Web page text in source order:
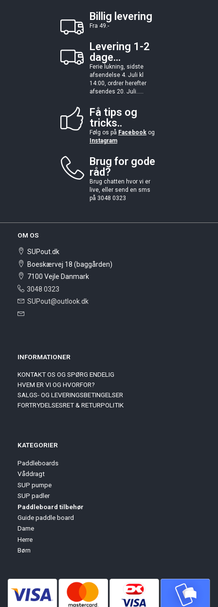
Billig levering
Fra 49.-
Levering 1-2
dage...
Ferie lukning, sidste
afsendelse 4. Juli kl
14:00, ordrer herefter
afsendes 20. Juli.....
Få tips og
tricks..
Følg os på Facebook og
Instagram
Brug for gode
råd?
Brug chatten hvor vi er
live, eller send en sms
på 3048 0323
OM OS
SUPout.dk
Boeskærvej 18 (baggården)
7100 Vejle Danmark
3048 0323
SUPout@outlook.dk
INFORMATIONER
KONTAKT OS OG SPØRG ENDELIG
HVEM ER VI OG HVORFOR?
SALGS- OG LEVERINGSBETINGELSER
FORTRYDELSESRET & RETURPOLITIK
KATEGORIER
Paddleboards
Våddragt
SUP pumpe
SUP padler
Paddleboard tilbehør
Guide paddle board
Dame
Herre
Børn